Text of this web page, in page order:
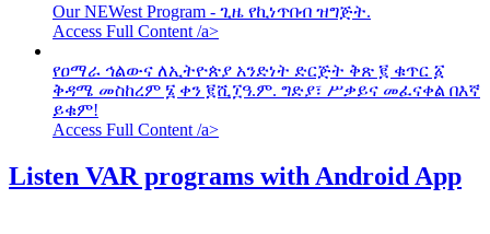
Our NEWest Program - ጊዜ የኪነጥበብ ዝግጅት.
Access Full Content /a>
የዐማራ ኅልውና ለኢትዮጵያ አንድነት ድርጅት ቅጽ ፪ ቁጥር ፩
ቅዳሜ መስከረም ፮ ቀን ፪ሺ፲ዓ.ም. ግድያ፣ ሥቃይና መፈናቀል በእኛ
ይቁም!
Access Full Content /a>
Listen VAR programs with Android App